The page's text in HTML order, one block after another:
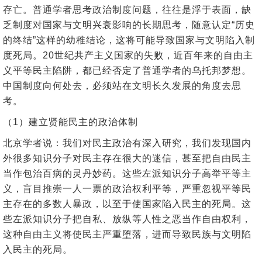
存亡。普通学者思考政治制度问题，往往是浮于表面，缺
乏制度对国家与文明兴衰影响的长期思考，随意认定“历史
的终结”这样的幼稚结论，这将可能导致国家与文明陷入制
度死局。20世纪共产主义国家的失败，近百年来的自由主
义平等民主陷阱，都已经否定了普通学者的乌托邦梦想。
中国制度向何处去，必须站在文明长久发展的角度去思
考。
（1）建立贤能民主的政治体制
北京学者说：我们对民主政治有深入研究，我们发现国内
外很多知识分子对民主存在很大的迷信，甚至把自由民主
当作包治百病的灵丹妙药。这些左派知识分子高举平等主
义，盲目推崇一人一票的政治权利平等，严重忽视平等民
主存在的多数人暴政，以至于使国家陷入民主的死局。这
些左派知识分子把自私、放纵等人性之恶当作自由权利，
这种自由主义将使民主严重堕落，进而导致民族与文明陷
入民主的死局。